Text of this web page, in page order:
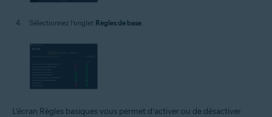
Sélectionnez l’onglet Règles de base.
L’écran Règles basiques vous permet d’activer ou de désactiver